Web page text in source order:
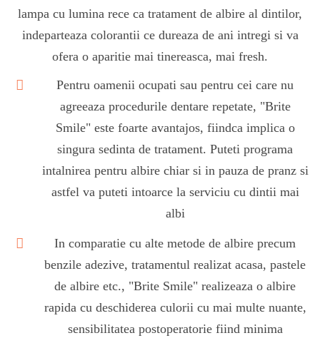
lampa cu lumina rece ca tratament de albire al dintilor,
indeparteaza colorantii ce dureaza de ani intregi si va
ofera o aparitie mai tinereasca, mai fresh.
Pentru oamenii ocupati sau pentru cei care nu
agreeaza procedurile dentare repetate, "Brite
Smile" este foarte avantajos, fiindca implica o
singura sedinta de tratament. Puteti programa
intalnirea pentru albire chiar si in pauza de pranz si
astfel va puteti intoarce la serviciu cu dintii mai
albi
In comparatie cu alte metode de albire precum
benzile adezive, tratamentul realizat acasa, pastele
de albire etc., "Brite Smile" realizeaza o albire
rapida cu deschiderea culorii cu mai multe nuante,
sensibilitatea postoperatorie fiind minima